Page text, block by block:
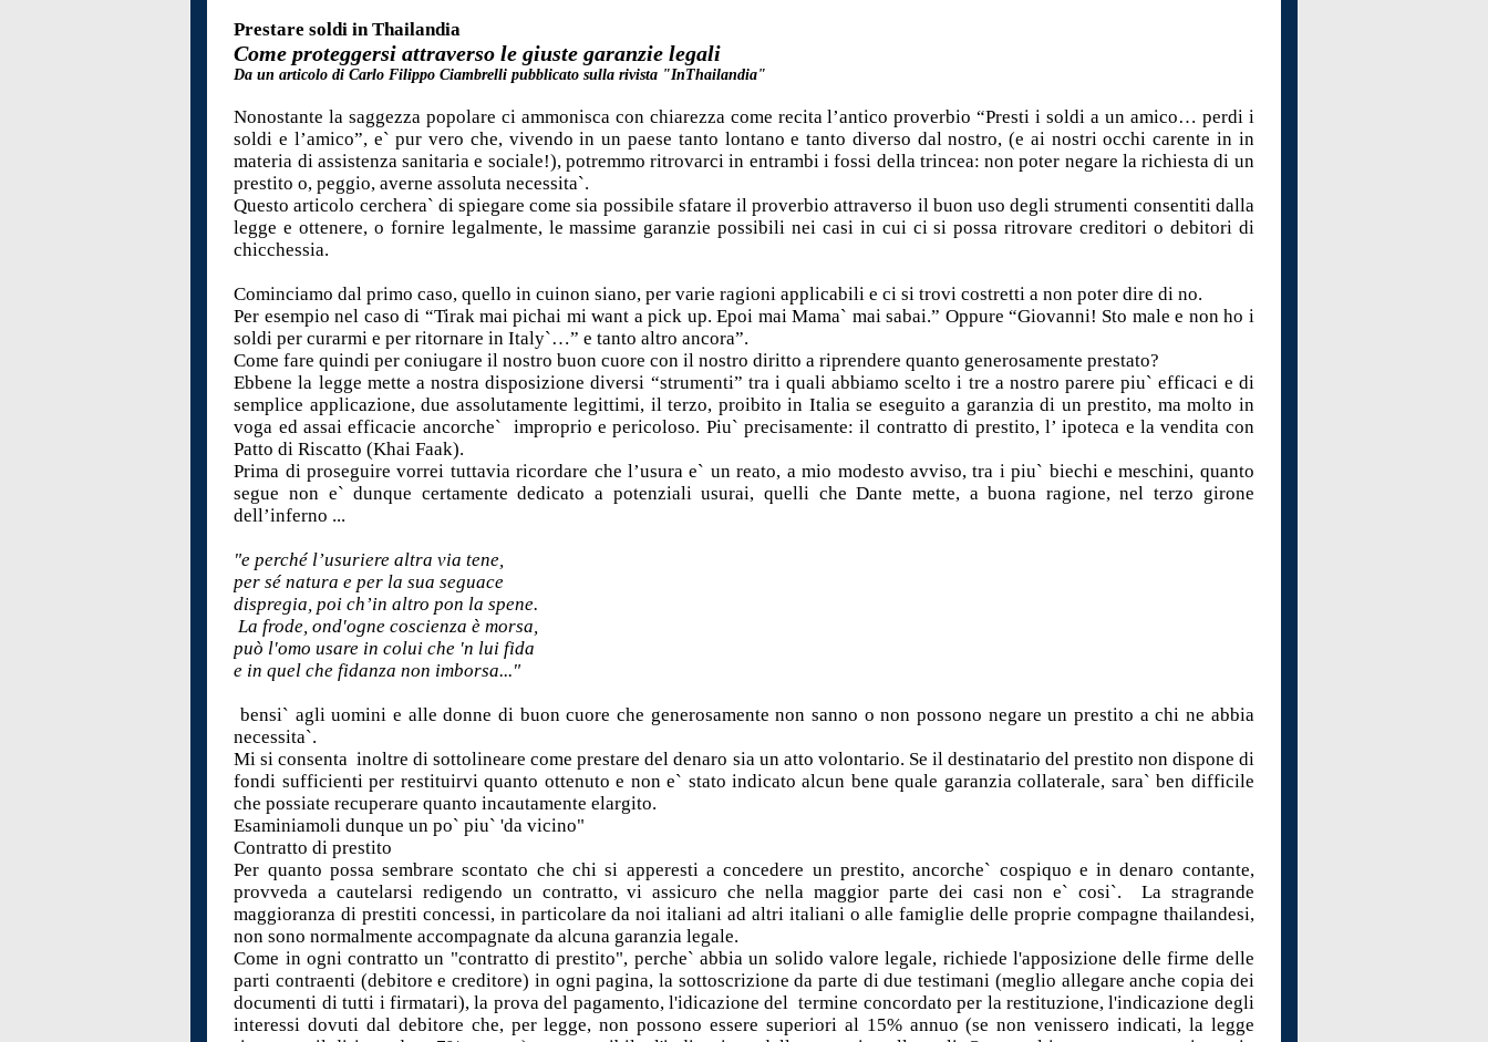
Prestare soldi in Thailandia
Come proteggersi attraverso le giuste garanzie legali
Da un articolo di Carlo Filippo Ciambrelli pubblicato sulla rivista "InThailandia"
Nonostante la saggezza popolare ci ammonisca con chiarezza come recita l’antico proverbio “Presti i soldi a un amico… perdi i
soldi e l’amico”, e` pur vero che, vivendo in un paese tanto lontano e tanto diverso dal nostro, (e ai nostri occhi carente in in
materia di assistenza sanitaria e sociale!), potremmo ritrovarci in entrambi i fossi della trincea: non poter negare la richiesta di un
prestito o, peggio, averne assoluta necessita`.
Questo articolo cerchera` di spiegare come sia possibile sfatare il proverbio attraverso il buon uso degli strumenti consentiti dalla
legge e ottenere, o fornire legalmente, le massime garanzie possibili nei casi in cui ci si possa ritrovare creditori o debitori di
chicchessia.
Cominciamo dal primo caso, quello in cuinon siano, per varie ragioni applicabili e ci si trovi costretti a non poter dire di no.
Per esempio nel caso di “Tirak mai pichai mi want a pick up. Epoi mai Mama` mai sabai.” Oppure “Giovanni! Sto male e non ho i
soldi per curarmi e per ritornare in Italy`…” e tanto altro ancora”.
Come fare quindi per coniugare il nostro buon cuore con il nostro diritto a riprendere quanto generosamente prestato?
Ebbene la legge mette a nostra disposizione diversi “strumenti” tra i quali abbiamo scelto i tre a nostro parere piu` efficaci e di
semplice applicazione, due assolutamente legittimi, il terzo, proibito in Italia se eseguito a garanzia di un prestito, ma molto in
voga ed assai efficacie ancorche` improprio e pericoloso. Piu` precisamente: il contratto di prestito, l’ ipoteca e la vendita con
Patto di Riscatto (Khai Faak).
Prima di proseguire vorrei tuttavia ricordare che l’usura e` un reato, a mio modesto avviso, tra i piu` biechi e meschini, quanto
segue non e` dunque certamente dedicato a potenziali usurai, quelli che Dante mette, a buona ragione, nel terzo girone
dell’inferno ...
"e perché l’usuriere altra via tene,
per sé natura e per la sua seguace
dispregia, poi ch’in altro pon la spene.
La frode, ond'ogne coscienza è morsa,
può l'omo usare in colui che 'n lui fida
e in quel che fidanza non imborsa..."
bensi` agli uomini e alle donne di buon cuore che generosamente non sanno o non possono negare un prestito a chi ne abbia
necessita`.
Mi si consenta inoltre di sottolineare come prestare del denaro sia un atto volontario. Se il destinatario del prestito non dispone di
fondi sufficienti per restituirvi quanto ottenuto e non e` stato indicato alcun bene quale garanzia collaterale, sara` ben difficile
che possiate recuperare quanto incautamente elargito.
Esaminiamoli dunque un po` piu` 'da vicino"
Contratto di prestito
Per quanto possa sembrare scontato che chi si apperesti a concedere un prestito, ancorche` cospiquo e in denaro contante,
provveda a cautelarsi redigendo un contratto, vi assicuro che nella maggior parte dei casi non e` cosi`. La stragrande
maggioranza di prestiti concessi, in particolare da noi italiani ad altri italiani o alle famiglie delle proprie compagne thailandesi,
non sono normalmente accompagnate da alcuna garanzia legale.
Come in ogni contratto un "contratto di prestito", perche` abbia un solido valore legale, richiede l'apposizione delle firme delle
parti contraenti (debitore e creditore) in ogni pagina, la sottoscrizione da parte di due testimani (meglio allegare anche copia dei
documenti di tutti i firmatari), la prova del pagamento, l'idicazione del termine concordato per la restituzione, l'indicazione degli
interessi dovuti dal debitore che, per legge, non possono essere superiori al 15% annuo (se non venissero indicati, la legge